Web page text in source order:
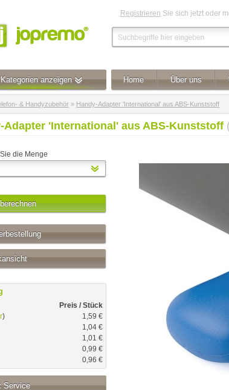
Registrieren Sie sich jetzt oder
anzeigen Home Über uns
& Handyzubehör » Handy-Adapter 'International' aus ABS-Kunststoff
Adapter 'International' aus ABS-Kunststoff
die Menge
Preis / Stück
)
1,59 €
1,04 €
1,01 €
0,99 €
0,96 €
Service